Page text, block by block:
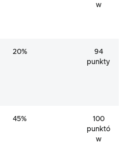
w
20%
94
punkty
45%
100
punktó
w